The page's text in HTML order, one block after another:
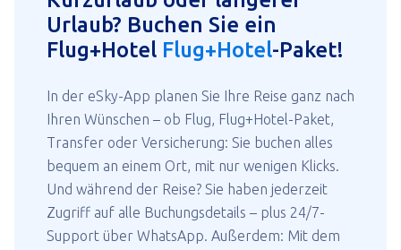
Urlaub? Buchen Sie ein
Flug+Hotel Flug+Hotel-Paket!
In der eSky-App planen Sie Ihre Reise ganz nach
Ihren Wünschen – ob Flug, Flug+Hotel-Paket,
Transfer oder Versicherung: Sie buchen alles
bequem an einem Ort, mit nur wenigen Klicks.
Und während der Reise? Sie haben jederzeit
Zugriff auf alle Buchungsdetails – plus 24/7-
Support über WhatsApp. Außerdem: Mit dem